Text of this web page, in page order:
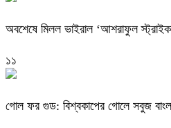
অবশেষে মিলল ভাইরাল ‘আশরাফুল
১১
গোল ফর গুড: বিশ্বকাপের গোলে সবুজ